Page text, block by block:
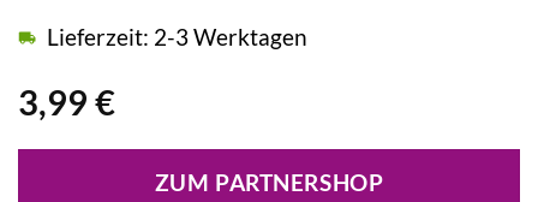
3,99 €
Lieferzeit: 2-3 Werktagen
ZUM PARTNERSHOP